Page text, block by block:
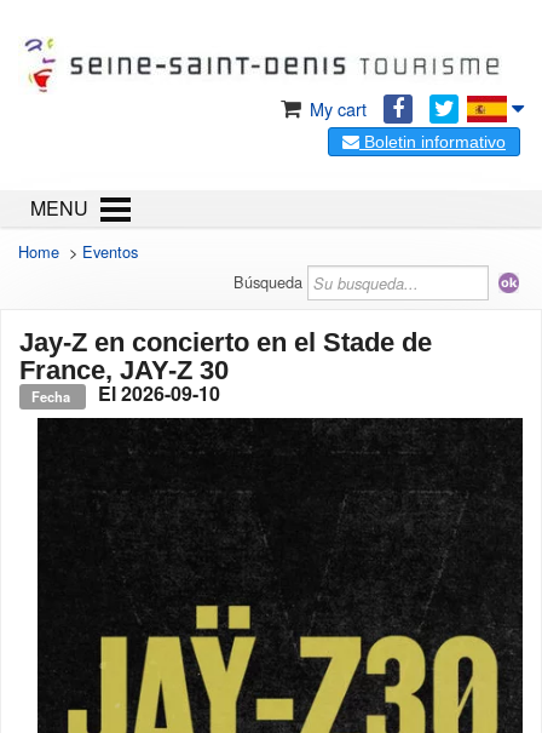
My cart
Boletin informativo
MENU
Home > Eventos
Búsqueda
Jay-Z en concierto en el Stade de
France, JAY-Z 30
Fecha El2026-09-10